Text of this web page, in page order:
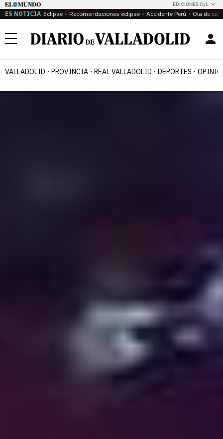
EDICIONES CyL
ES NOTICIA Eclipse Recomendaciones eclipse Accidente Perú Ola de
Menú
VALLADOLID PROVINCIA REAL VALLADOLID DEPORTES